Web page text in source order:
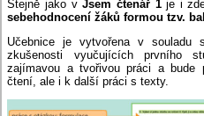
Stejně jako vJsem čtenář 1je i zde
sebehodnocení žáků formou tzv.
Učebnice je vytvořena v souladu
zkušenosti vyučujících prvního
zajímavou a tvořivou práci a
čtení, ale i k další práci s texty.